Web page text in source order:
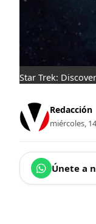
Star Trek:
Redacción
miércoles,
Únete a